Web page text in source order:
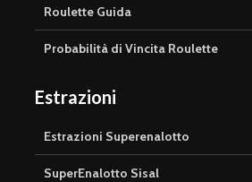
Roulette Guida
Probabilità di Vincita Roulette
Estrazioni
Estrazioni Superenalotto
SuperEnalotto Sisal